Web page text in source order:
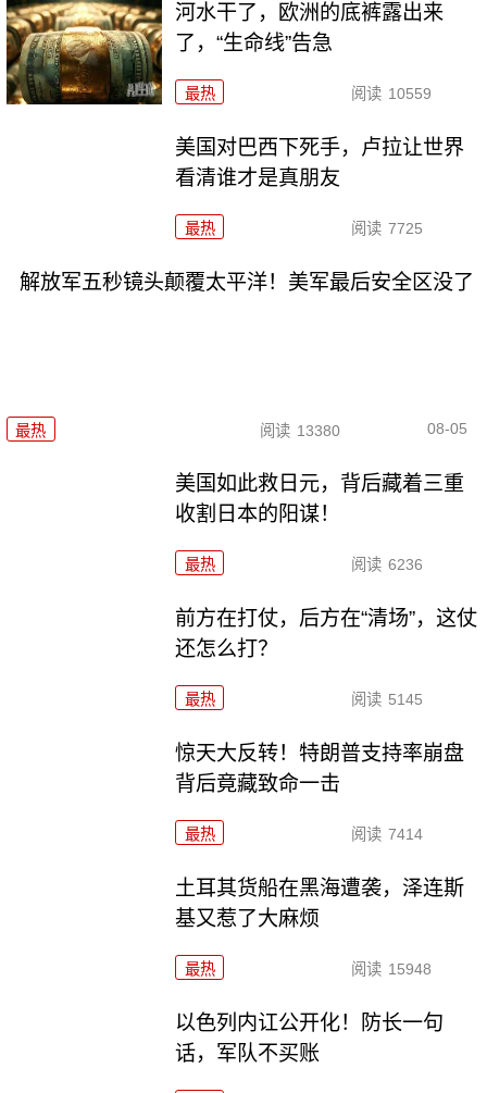
河水干了，欧洲的底裤露出来
了，“生命线”告急
最热 阅读 10559
美国对巴西下死手，卢拉让世界
看清谁才是真朋友
最热 阅读 7725
解放军五秒镜头颠覆太平洋！美军最后安全区没了
最热 阅读 13380 08-05
美国如此救日元，背后藏着三重
收割日本的阳谋！
最热 阅读 6236
前方在打仗，后方在“清场”，这仗
还怎么打？
最热 阅读 5145
惊天大反转！特朗普支持率崩盘
背后竟藏致命一击
最热 阅读 7414
土耳其货船在黑海遭袭，泽连斯
基又惹了大麻烦
最热 阅读 15948
以色列内讧公开化！防长一句
话，军队不买账